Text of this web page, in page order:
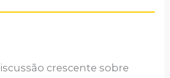
crescente sobre